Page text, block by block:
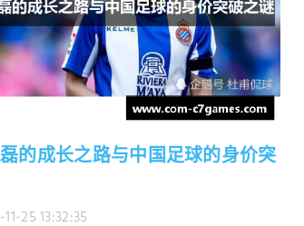
的成长之路与中国足球的身价突
25 13:32:35